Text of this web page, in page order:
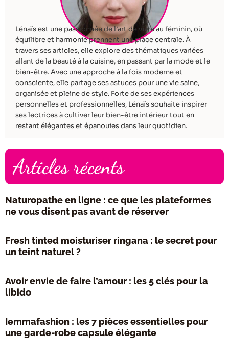
Lénaïs est une passionnée de l’art de vivre au féminin, où
équilibre et harmonie prennent une place centrale. À
travers ses articles, elle explore des thématiques variées
allant de la beauté à la cuisine, en passant par la mode et le
bien-être. Avec une approche à la fois moderne et
consciente, elle partage ses astuces pour une vie saine,
organisée et pleine de style. Forte de ses expériences
personnelles et professionnelles, Lénaïs souhaite inspirer
ses lectrices à cultiver leur bien-être intérieur tout en
restant élégantes et épanouies dans leur quotidien.
Articles récents
Naturopathe en ligne : ce que les plateformes
ne vous disent pas avant de réserver
Fresh tinted moisturiser ringana : le secret pour
un teint naturel ?
Avoir envie de faire l’amour : les 5 clés pour la
libido
Iemmafashion : les 7 pièces essentielles pour
une garde-robe capsule élégante